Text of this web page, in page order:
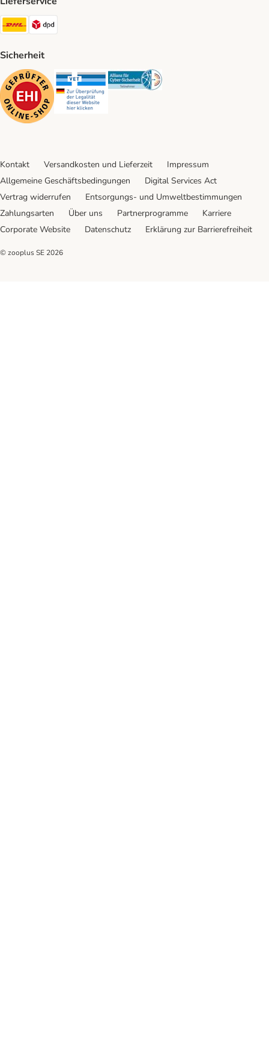
DHL Shipping Method
Sicherheit
Security Security Security
Kontakt Versandkosten und Lieferzeit
Impressum
Allgemeine Geschäftsbedingungen
Digital Services Act
Vertrag widerrufen
Entsorgungs- und Umweltbestimmungen
Zahlungsarten
Über uns Partnerprogramme
Karriere
Corporate Website
Datenschutz Erklärung zur Barrierefreiheit
© zooplus SE 2026